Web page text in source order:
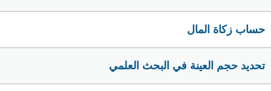
حساب زكاة المال
تحديد حجم العينة في البحث العلمي